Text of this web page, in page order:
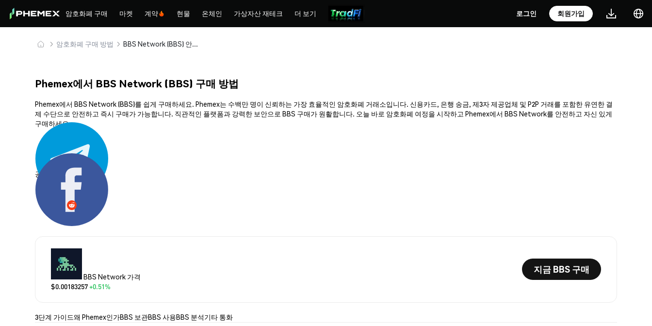
암호화폐 구매 마켓 계약 현물 온체인 가상자산 재테크 더 보기 로그인 회원가입
암호화폐 구매 방법 BBS Network (BBS) 안전하게 구매 및 보관
Phemex에서 BBS Network (BBS) 구매 방법
Phemex에서 BBS Network (BBS)를 쉽게 구매하세요. Phemex는 수백만 명이 신뢰하는 가장 효율적인 암호화폐 거래소입니다. 신용카드, 은행 송금, 제3자 제공업체 및 P2P 거래를 포함한 유연한 결
제 수단으로 안전하고 즉시 구매가 가능합니다. 직관적인 플랫폼과 강력한 보안으로 BBS 구매가 원활합니다. 오늘 바로 암호화폐 여정을 시작하고 Phemex에서 BBS Network를 안전하고 자신 있게
구매하세요.
공유하기:
BBS Network 가격
$0.00183257+0.51%
지금 BBS 구매
3단계 가이드왜 Phemex인가BBS 보관BBS 사용BBS 분석기타 통화